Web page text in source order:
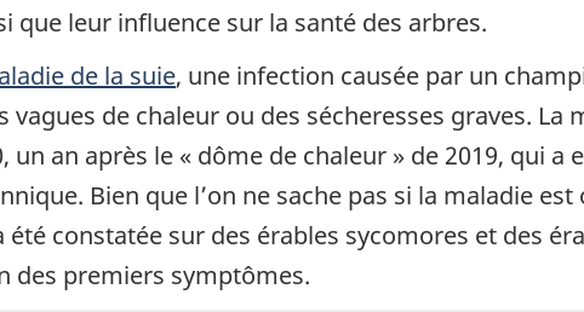
que leur influence sur la santé des arbres.
de la suie, une infection causée par un
de chaleur ou des sécheresses graves. La
an après le « dôme de chaleur » de 2019, qui a
Bien que l’on ne sache pas si la maladie
constatée sur des érables sycomores et des
des premiers symptômes.